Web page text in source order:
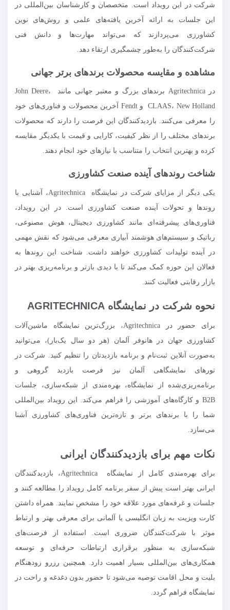
شرکت در این رویداد است. متخصصان و کارشناسان بین‌المللی در
این جلسات به ارائه آخرین یافته‌های علمی و روش‌های نوین
کشاورزی می‌پردازند که می‌تواند مهارت‌ها و دانش فنی
شرکت‌کنندگان را به‌طور چشمگیری ارتقاء دهد.
مشاهده و مقایسه محصولات برندهای برتر جهانی
در Agritechnica برندهای بزرگ و معتبر جهانی مانند John Deere،
CLAAS، New Holland و Fendt آخرین محصولات و فناوری‌های خود
را معرفی می‌کنند. بازدیدکنندگان این فرصت را دارند که محصولات
برندهای مختلف را از نظر کیفیت، کارایی و قیمت با یکدیگر مقایسه
کرده و بهترین انتخاب را متناسب با نیازهای خود انجام دهند.
شناخت روندهای آینده صنعت کشاورزی
یکی دیگر از مزایای شرکت در نمایشگاه Agritechnica، آشنایی با
روندها و تحولات آینده صنعت کشاورزی است. در این رویداد،
فناوری‌های پیشرفته‌ای مانند کشاورزی دیجیتال، هوش مصنوعی،
رباتیک و سیستم‌های هوشمند آبیاری معرفی می‌شود که نقش مهمی
در آینده تولیدات کشاورزی خواهند داشت. شناخت این روندها به
فعالان این حوزه کمک می‌کند تا با دیدی بازتر و برنامه‌ریزی بهتر در
بازار رقابتی فعالیت کنند.
نحوه شرکت در نمایشگاه AGRITECHNICA
برای حضور در Agritechnica، بزرگ‌ترین نمایشگاه ماشین‌آلات
کشاورزی جهان در هانوفر آلمان (هر دو سال یک‌بار)، می‌توانید
به‌صورت آنلاین ثبت‌نام و برنامه بازدیدتان را تنظیم کنید. شرکت در
تورهای نمایشگاهی آلمان نیز فرصت بازدید گروهی و
برنامه‌ریزی‌شده از نمایشگاه، بهره‌مندی از شبکه‌سازی، جلسات
B2B و کارگاه‌های آموزشی را فراهم می‌کند. این رویداد بین‌المللی
شما را با برندهای برتر و تازه‌ترین فناوری‌های کشاورزی آشنا
می‌سازد.
نکات مهم برای بازدیدکنندگان ایرانی
برای بهره‌مندی کامل از نمایشگاه Agritechnica، بازدیدکنندگان
ایرانی بهتر است پیش از سفر برنامه کامل رویداد را مطالعه کنند و
جلسات و غرفه‌های مورد علاقه خود را مشخص نمایند. همراه داشتن
کارت ویزیت به زبان انگلیسی یا آلمانی برای معرفی بهتر و ارتباط
موثر با شرکت‌کنندگان ضروری است. استفاده از فرصت‌های
شبکه‌سازی به منظور برقراری ارتباطات حرفه‌ای و توسعه
همکاری‌های بین‌المللی بسیار اهمیت دارد. همچنین رزرو زودهنگام
بلیت و محل اقامت توصیه می‌شود تا حضور بدون دغدغه و راحت در
نمایشگاه فراهم گردد.